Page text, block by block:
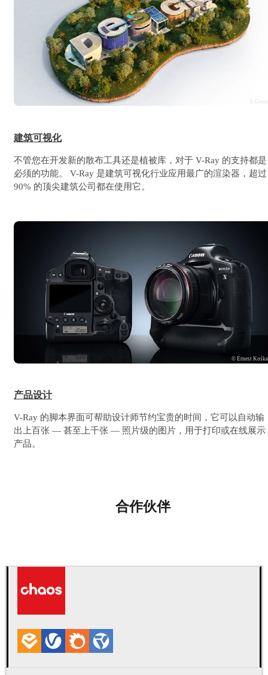
© Goon
建筑可视化
不管您在开发新的散布工具还是植被库，对于 V-Ray 的支持都是
必须的功能。 V-Ray 是建筑可视化行业应用最广的渲染器，超过
90% 的顶尖建筑公司都在使用它。
© Ernest Kośka
产品设计
V-Ray 的脚本界面可帮助设计师节约宝贵的时间，它可以自动输
出上百张 — 甚至上千张 — 照片级的图片，用于打印或在线展示
产品。
合作伙伴